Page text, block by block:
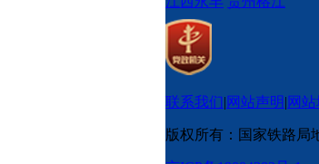
联系我们 网站声明 网站
版权所有：国家铁路局